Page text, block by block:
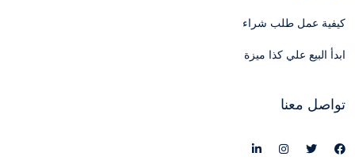
كيفية عمل طلب شراء
ابدأ البيع علي كذا ميزة
تواصل معنا